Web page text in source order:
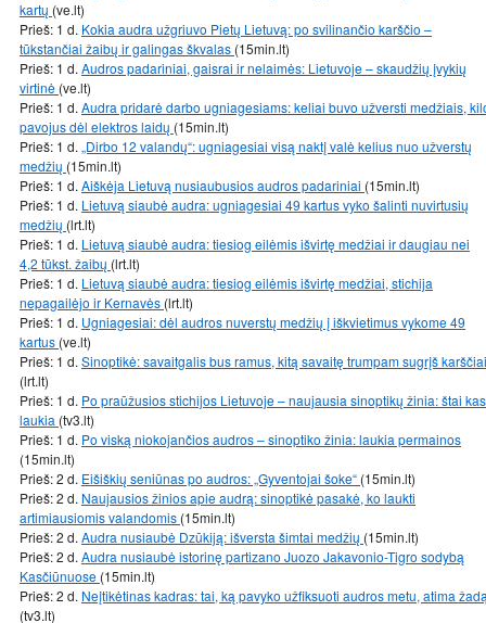
kartų (ve.lt)
Prieš: 1 d. Kokia audra užgriuvo Pietų Lietuvą: po svilinančio karščio –
tūkstančiai žaibų ir galingas škvalas (15min.lt)
Prieš: 1 d. Audros padariniai, gaisrai ir nelaimės: Lietuvoje – skaudžių įvykių
virtinė (ve.lt)
Prieš: 1 d. Audra pridarė darbo ugniagesiams: keliai buvo užversti medžiais,
pavojus dėl elektros laidų (15min.lt)
Prieš: 1 d. „Dirbo 12 valandų“: ugniagesiai visą naktį valė kelius nuo užverstų
medžių (15min.lt)
Prieš: 1 d. Aiškėja Lietuvą nusiaubusios audros padariniai (15min.lt)
Prieš: 1 d. Lietuvą siaubė audra: ugniagesiai 49 kartus vyko šalinti nuvirtusių
medžių (lrt.lt)
Prieš: 1 d. Lietuvą siaubė audra: tiesiog eilėmis išvirtę medžiai ir daugiau nei
4,2 tūkst. žaibų (lrt.lt)
Prieš: 1 d. Lietuvą siaubė audra: tiesiog eilėmis išvirtę medžiai, stichija
nepagailėjo ir Kernavės (lrt.lt)
Prieš: 1 d. Ugniagesiai: dėl audros nuverstų medžių į iškvietimus vykome 49
kartus (ve.lt)
Prieš: 1 d. Sinoptikė: savaitgalis bus ramus, kitą savaitę trumpam sugrįš karščiai
(lrt.lt)
Prieš: 1 d. Po praūžusios stichijos Lietuvoje – naujausia sinoptikų žinia: štai kas
laukia (tv3.lt)
Prieš: 1 d. Po viską niokojančios audros – sinoptiko žinia: laukia permainos
(15min.lt)
Prieš: 2 d. Eišiškių seniūnas po audros: „Gyventojai šoke“ (15min.lt)
Prieš: 2 d. Naujausios žinios apie audrą: sinoptikė pasakė, ko laukti
artimiausiomis valandomis (15min.lt)
Prieš: 2 d. Audra nusiaubė Dzūkiją: išversta šimtai medžių (15min.lt)
Prieš: 2 d. Audra nusiaubė istorinę partizano Juozo Jakavonio-Tigro sodybą
Kasčiūnuose (15min.lt)
Prieš: 2 d. Neįtikėtinas kadras: tai, ką pavyko užfiksuoti audros metu, atima
(tv3.lt)